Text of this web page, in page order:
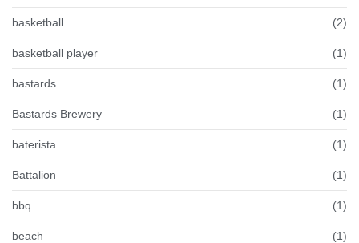
basketball (2)
basketball player (1)
bastards (1)
Bastards Brewery (1)
baterista (1)
Battalion (1)
bbq (1)
beach (1)